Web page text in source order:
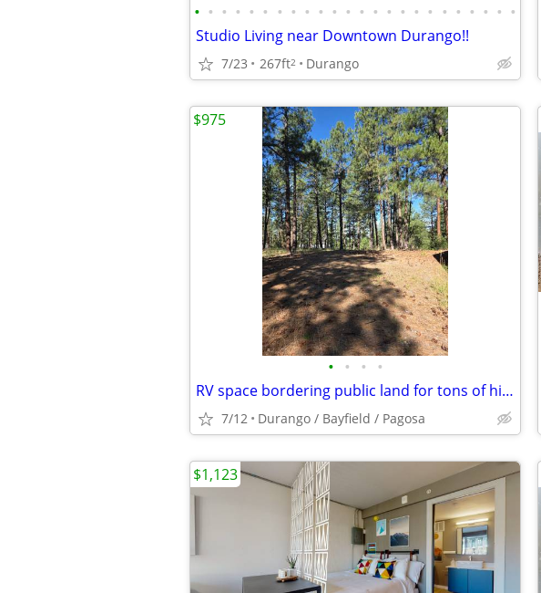
• • • • • • • • • • • • • • • • • • • • • • • •
Studio Living near Downtown Durango!!
7/23 267ft2 Durango
• • • •
RV space bordering public land for tons of hiking, biking, nature
7/12 Durango / Bayfield / Pagosa
$975
$1,123